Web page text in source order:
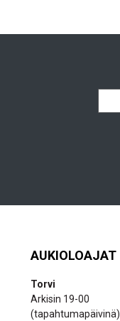
AUKIOLOAJAT
Torvi
Arkisin 19-00
(tapahtumapäivinä)